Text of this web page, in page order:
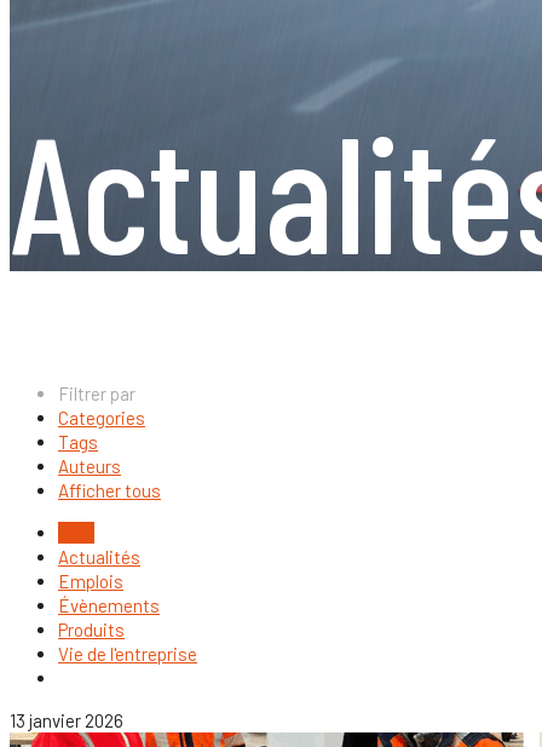
Filtrer par
Categories
Tags
Auteurs
Afficher tous
Actualités
Emplois
Évènements
Produits
Vie de l'entreprise
13 janvier 2026